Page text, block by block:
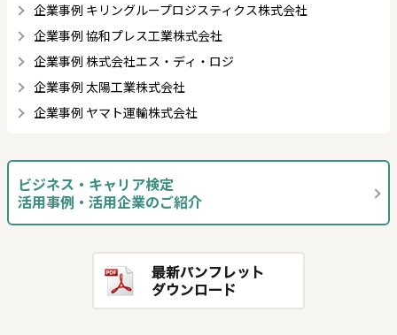
企業事例 キリングループロジスティクス株式会社
企業事例 協和プレス工業株式会社
企業事例 株式会社エス・ディ・ロジ
企業事例 太陽工業株式会社
企業事例 ヤマト運輸株式会社
ビジネス・キャリア検定
活用事例・活用企業のご紹介